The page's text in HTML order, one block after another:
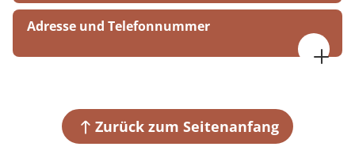
Adresse und Telefonnummer
+49 6592 2010
Zurück zum Seitenanfang